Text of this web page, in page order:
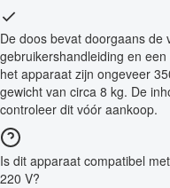
De doos bevat doorgaans de
gebruikershandleiding en
het apparaat zijn ongeveer
gewicht van circa 8 kg. De
controleer dit vóór aankoop.
Is dit apparaat compatibel
220 V?